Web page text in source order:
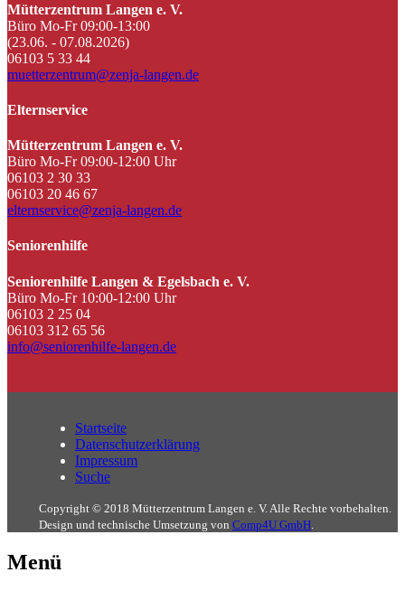
Mütterzentrum Langen e. V.
Büro Mo-Fr 09:00-13:00
(23.06. - 07.08.2026)
06103 5 33 44
muetterzentrum@zenja-langen.de
Elternservice
Mütterzentrum Langen e. V.
Büro Mo-Fr 09:00-12:00 Uhr
06103 2 30 33
06103 20 46 67
elternservice@zenja-langen.de
Seniorenhilfe
Seniorenhilfe Langen & Egelsbach e. V.
Büro Mo-Fr 10:00-12:00 Uhr
06103 2 25 04
06103 312 65 56
info@seniorenhilfe-langen.de
Startseite
Datenschutzerklärung
Impressum
Suche
Copyright © 2018 Mütterzentrum Langen e. V. Alle Rechte vorbehalten.
Design und technische Umsetzung von Comp4U GmbH
Menü